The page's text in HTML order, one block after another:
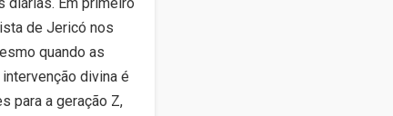
diárias. Em primeiro
de Jericó nos
quando as
divina é
para a geração Z,